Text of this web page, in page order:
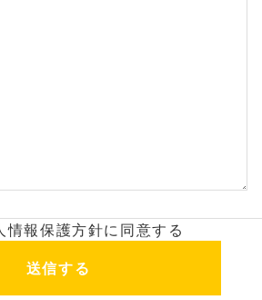
情報保護方針に同意する